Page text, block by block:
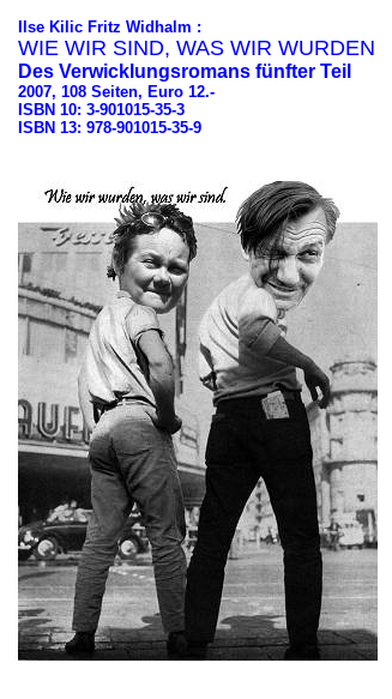
Ilse Kilic Fritz Widhalm :
WIE WIR SIND, WAS WIR WURDEN
Des Verwicklungsromans fünfter Teil
2007, 108 Seiten, Euro 12.-
ISBN 10: 3-901015-35-3
ISBN 13: 978-901015-35-9